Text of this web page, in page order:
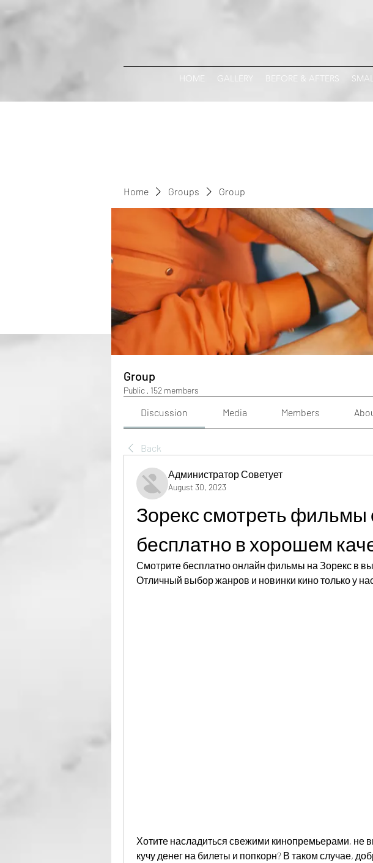
HOME GALLERY BEFORE & AFTERS
Home Groups Group
Group
Public · 152 members
Discussion Media Members
Back
Администратор Советует
August 30, 2023
Зорекс смотреть фильмы
бесплатно в хорошем
Смотрите бесплатно онлайн фильмы на Зорекс в
Отличный выбор жанров и новинки кино только у
Хотите насладиться свежими кинопремьерами, не
кучу денег на билеты и попкорн? В таком случае,